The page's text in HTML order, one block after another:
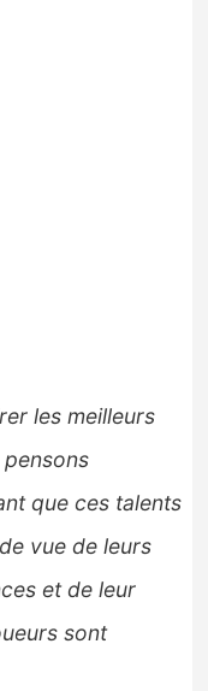
les meilleurs
que ces talents
vue de leurs
et de leur
sont